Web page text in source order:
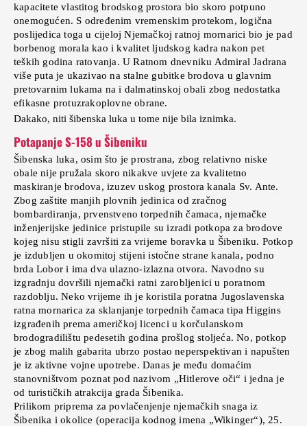
kapacitete vlastitog brodskog prostora bio skoro potpuno
onemogućen. S određenim vremenskim protekom, logična
poslijedica toga u cijeloj Njemačkoj ratnoj mornarici bio je pad
borbenog morala kao i kvalitet ljudskog kadra nakon pet
teških godina ratovanja. U Ratnom dnevniku Admiral Jadrana
više puta je ukazivao na stalne gubitke brodova u glavnim
pretovarnim lukama na i dalmatinskoj obali zbog nedostatka
efikasne protuzrakoplovne obrane.
Dakako, niti šibenska luka u tome nije bila iznimka.
Potapanje S-158 u Šibeniku
Šibenska luka, osim što je prostrana, zbog relativno niske
obale nije pružala skoro nikakve uvjete za kvalitetno
maskiranje brodova, izuzev uskog prostora kanala Sv. Ante.
Zbog zaštite manjih plovnih jedinica od zračnog
bombardiranja, prvenstveno torpednih čamaca, njemačke
inženjerijske jedinice pristupile su izradi potkopa za brodove
kojeg nisu stigli završiti za vrijeme boravka u Šibeniku. Potkop
je izdubljen u okomitoj stijeni istočne strane kanala, podno
brda Lobor i ima dva ulazno-izlazna otvora. Navodno su
izgradnju dovršili njemački ratni zarobljenici u poratnom
razdoblju. Neko vrijeme ih je koristila poratna Jugoslavenska
ratna mornarica za sklanjanje torpednih čamaca tipa Higgins
izgrađenih prema američkoj licenci u korčulanskom
brodogradilištu pedesetih godina prošlog stoljeća. No, potkop
je zbog malih gabarita ubrzo postao neperspektivan i napušten
je iz aktivne vojne upotrebe. Danas je među domaćim
stanovništvom poznat pod nazivom „Hitlerove oči“ i jedna je
od turističkih atrakcija grada Šibenika.
Prilikom priprema za povlačenjenje njemačkih snaga iz
Šibenika i okolice (operacija kodnog imena „Wikinger“), 25.